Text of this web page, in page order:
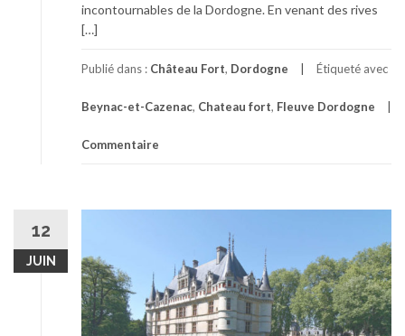
incontournables de la Dordogne. En venant des rives
[…]
Publié dans : Château Fort, Dordogne Étiqueté avec
Beynac-et-Cazenac, Chateau fort, Fleuve Dordogne
Commentaire
12
JUIN